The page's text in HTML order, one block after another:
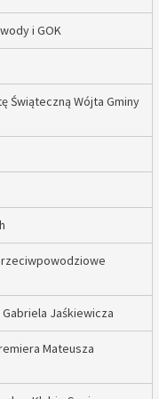
i GOK
Świąteczną Wójta Gminy
Jaśkiewicza
Mateusza